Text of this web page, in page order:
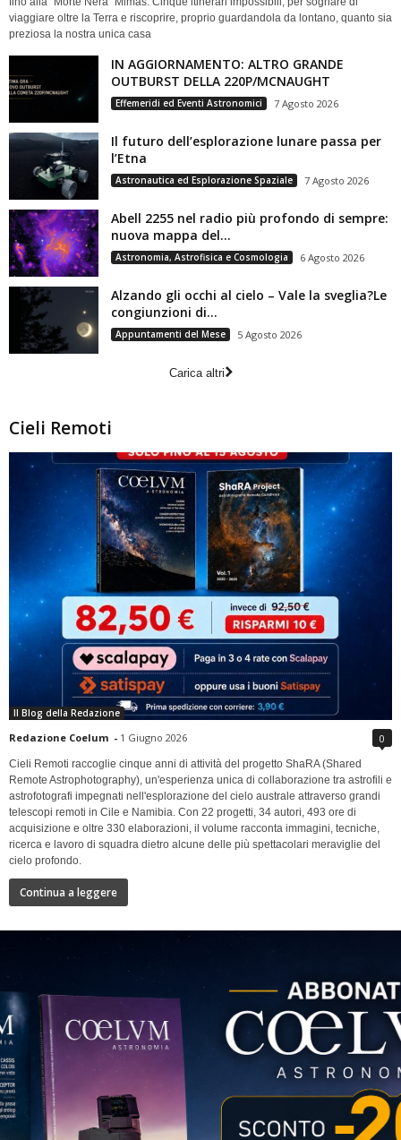
viaggiare oltre la Terra e riscoprire, proprio guardandola da lontano, quanto sia
preziosa la nostra unica casa
IN AGGIORNAMENTO: ALTRO GRANDE
OUTBURST DELLA 220P/MCNAUGHT
Effemeridi ed Eventi Astronomici 7 Agosto 2026
Il futuro dell’esplorazione lunare passa per
l’Etna
Astronautica ed Esplorazione Spaziale 7 Agosto 2026
Abell 2255 nel radio più profondo di sempre:
nuova mappa del...
Astronomia, Astrofisica e Cosmologia 6 Agosto 2026
Alzando gli occhi al cielo – Vale la sveglia?Le
congiunzioni di...
Appuntamenti del Mese 5 Agosto 2026
Carica altri
Cieli Remoti
Il Blog della Redazione
Redazione Coelum - 1 Giugno 2026 0
Cieli Remoti raccoglie cinque anni di attività del progetto ShaRA (Shared
Remote Astrophotography), un'esperienza unica di collaborazione tra astrofili e
astrofotografi impegnati nell'esplorazione del cielo australe attraverso grandi
telescopi remoti in Cile e Namibia. Con 22 progetti, 34 autori, 493 ore di
acquisizione e oltre 330 elaborazioni, il volume racconta immagini, tecniche,
ricerca e lavoro di squadra dietro alcune delle più spettacolari meraviglie del
cielo profondo.
Continua a leggere